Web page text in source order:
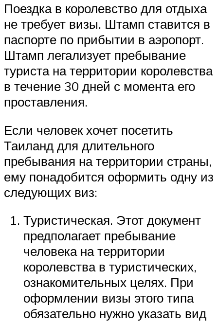
Поездка в королевство для отдыха
не требует визы. Штамп ставится в
паспорте по прибытии в аэропорт.
Штамп легализует пребывание
туриста на территории королевства
в течение 30 дней с момента его
проставления.
Если человек хочет посетить
Таиланд для длительного
пребывания на территории страны,
ему понадобится оформить одну из
следующих виз:
Туристическая. Этот документ
предполагает пребывание
человека на территории
королевства в туристических,
ознакомительных целях. При
оформлении визы этого типа
обязательно нужно указать вид